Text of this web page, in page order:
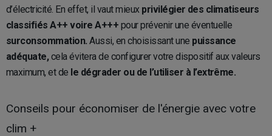
d’électricité. En effet, il vaut mieux privilégier des climatiseurs
classifiés A++ voire A+++ pour prévenir une éventuelle
surconsommation. Aussi, en choisissant une puissance
adéquate,cela évitera de configurer votre dispositif aux valeurs
maximum, et de le dégrader ou de l’utiliser à l’extrême.
Conseils pour économiser de l'énergie avec votre
clim +